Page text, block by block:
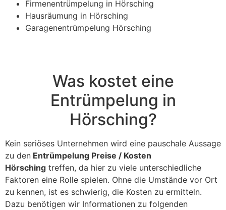
Firmenentrümpelung in Hörsching
Hausräumung in Hörsching
Garagenentrümpelung Hörsching
Was kostet eine
Entrümpelung in
Hörsching?
Kein seriöses Unternehmen wird eine pauschale Aussage
zu den Entrümpelung Preise / Kosten
Hörsching treffen, da hier zu viele unterschiedliche
Faktoren eine Rolle spielen. Ohne die Umstände vor Ort
zu kennen, ist es schwierig, die Kosten zu ermitteln.
Dazu benötigen wir Informationen zu folgenden